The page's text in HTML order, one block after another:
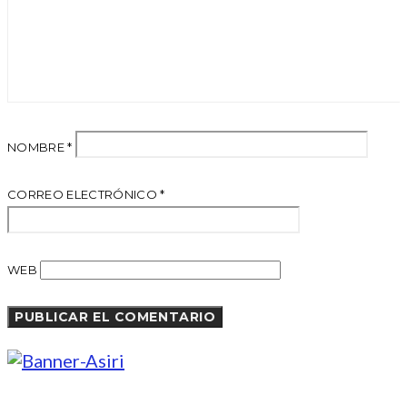
NOMBRE*
CORREO ELECTRÓNICO*
WEB